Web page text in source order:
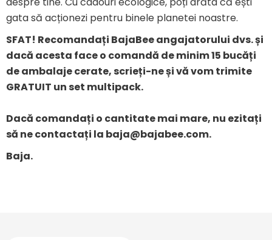
gata să acționezi pentru binele planetei noastre.
SFAT! Recomandați BajaBee angajatorului dvs. și
dacă acesta face o comandă de minim 15 bucăți
de ambalaje cerate, scrieți-ne și vă vom trimite
GRATUIT un set multipack.
Dacă comandați o cantitate mai mare, nu ezitați
să ne contactați la baja@bajabee.com.
Baja.